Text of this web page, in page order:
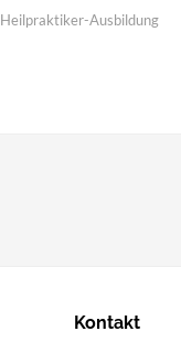
Heilpraktiker-Ausbildung
Kontakt